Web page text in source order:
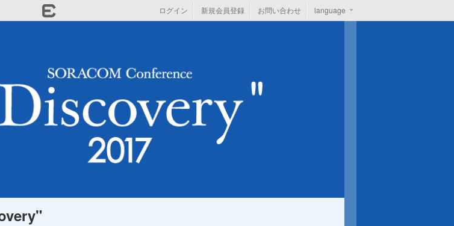
ログイン 新規会員登録 お問い合わせ language